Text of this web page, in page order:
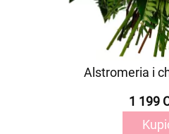
Alstromeria i
1 199